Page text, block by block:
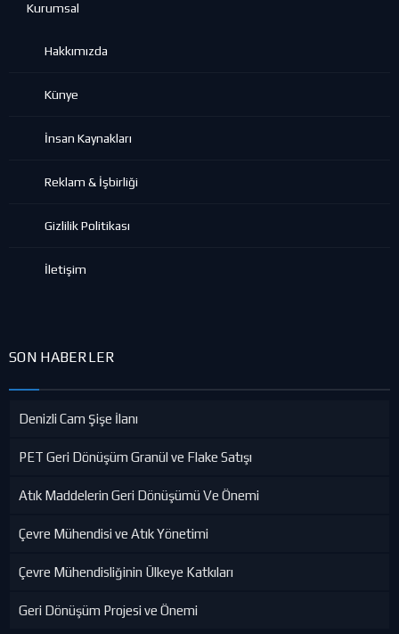
Kurumsal
Hakkımızda
Künye
İnsan Kaynakları
Reklam & İşbirliği
Gizlilik Politikası
İletişim
SON HABERLER
Denizli Cam Şişe İlanı
PET Geri Dönüşüm Granül ve Flake Satışı
Atık Maddelerin Geri Dönüşümü Ve Önemi
Çevre Mühendisi ve Atık Yönetimi
Çevre Mühendisliğinin Ülkeye Katkıları
Geri Dönüşüm Projesi ve Önemi